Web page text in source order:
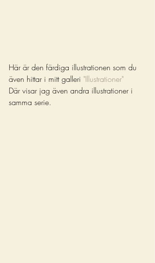
Här är den färdiga illustrationen som du
även hittar i mitt galleri "Illustrationer"
Där visar jag även andra illustrationer i
samma serie.